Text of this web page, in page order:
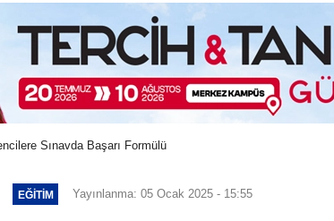
Sınavda Başarı Formülü
EĞITIM Yayınlanma: 05 Ocak 2025 - 15:55